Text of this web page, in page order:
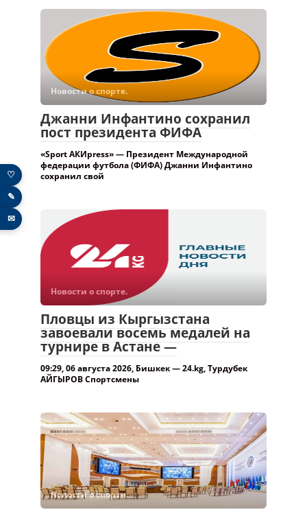
Новости о спорте.
Джанни Инфантино сохранил
пост президента ФИФА
«Sport АКИpress» — Президент Международной
федерации футбола (ФИФА) Джанни Инфантино
сохранил свой
Новости о спорте.
Пловцы из Кыргызстана
завоевали восемь медалей на
турнире в Астане —
09:29, 06 августа 2026, Бишкек — 24.kg, Турдубек
АЙГЫРОВ Спортсмены
Новости о спорте.
♡
✎
✉